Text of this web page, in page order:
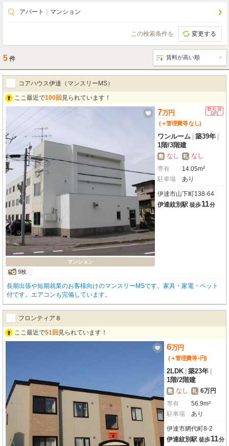
アパート マンション
この検索条件を 変更する
5 件
コアハウス伊達（マンスリーMS）
ここ最近で100回 見られています！
マンション
9枚
7万円
(＋管理費等なし)
ワンルーム 築39年
1階/3階建
敷 なし 礼 なし
専有
14.05m²
駐車場
あり
伊達市山下町138-64
伊達紋別駅 徒歩11分
長期出張や短期就業のお客様向けのマンスリーMSです。家具・家電・ベット
付です。エアコンも完備しています。
フロンティア８
ここ最近で51回 見られています！
6万円
(＋管理費等-円)
2LDK 築23年
1階/2階建
敷 なし 礼 6万円
専有
56.9m²
駐車場
あり
伊達市網代町8-2
伊達紋別駅 徒歩11分